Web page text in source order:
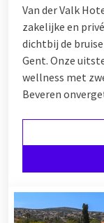
Van der Valk
zakelijke en
dichtbij de
Gent. Onze
wellness met
Beveren